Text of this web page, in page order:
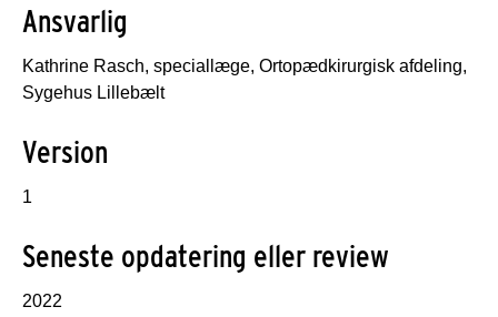
Ansvarlig
Kathrine Rasch, speciallæge, Ortopædkirurgisk afdeling,
Sygehus Lillebælt
Version
1
Seneste opdatering eller review
2022